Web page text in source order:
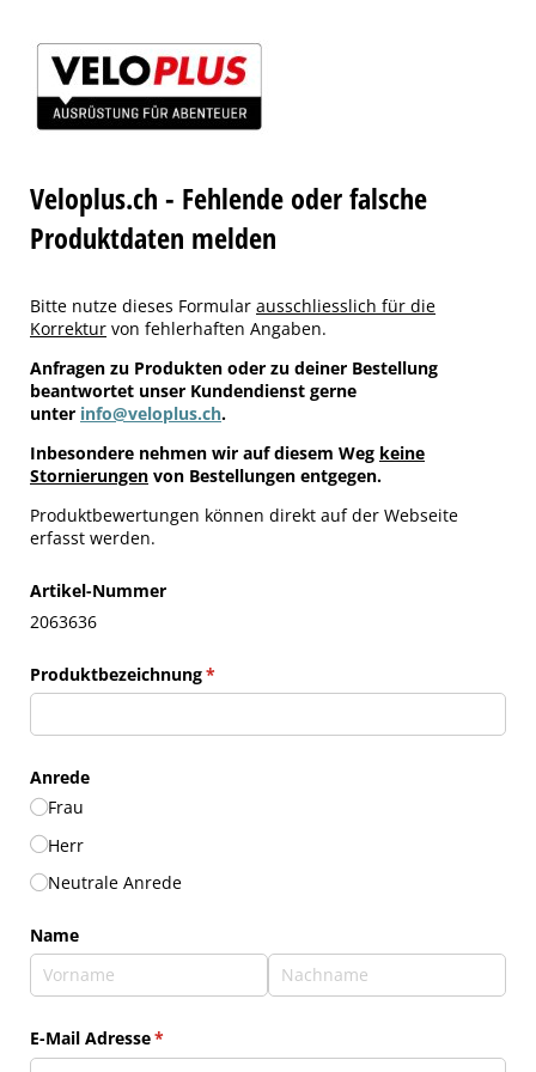
Veloplus.ch - Fehlende oder falsche
Produktdaten melden
Bitte nutze dieses Formular ausschliesslich für die
Korrektur von fehlerhaften Angaben.
Anfragen zu Produkten oder zu deiner Bestellung
beantwortet unser Kundendienst gerne
unter info@veloplus.ch.
Inbesondere nehmen wir auf diesem Weg keine
Stornierungen von Bestellungen entgegen.
Produktbewertungen können direkt auf der Webseite
erfasst werden.
Artikel-Nummer
2063636
Produktbezeichnung*
(erforderlich)
Anrede
Frau
Herr
Neutrale Anrede
Name
E-Mail Adresse*
(erforderlich)